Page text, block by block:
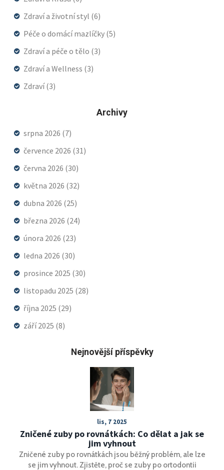
Zdraví a životní styl (6)
Péče o domácí mazlíčky (5)
Zdraví a péče o tělo (3)
Zdraví a Wellness (3)
Zdraví(3)
Archivy
srpna 2026 (7)
července 2026 (31)
června 2026 (30)
května 2026 (32)
dubna 2026 (25)
března 2026 (24)
února 2026 (23)
ledna 2026 (30)
prosince 2025 (30)
listopadu 2025 (28)
října 2025 (29)
září 2025 (8)
Nejnovější příspěvky
lis, 7 2025
Zničené zuby po rovnátkách: Co dělat a jak se
jim vyhnout
Zničené zuby po rovnátkách jsou běžný problém, ale lze
se jim vyhnout. Zjistěte, proč se zuby po ortodontii